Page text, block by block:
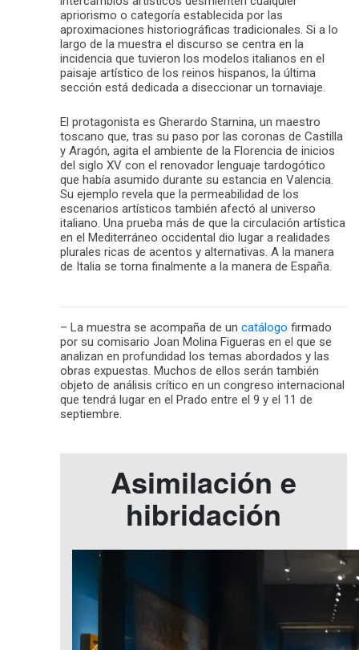
apriorismo o categoría establecida por las
aproximaciones historiográficas tradicionales. Si a lo
largo de la muestra el discurso se centra en la
incidencia que tuvieron los modelos italianos en el
paisaje artístico de los reinos hispanos, la última
sección está dedicada a diseccionar un tornaviaje.
El protagonista es Gherardo Starnina, un maestro
toscano que, tras su paso por las coronas de Castilla
y Aragón, agita el ambiente de la Florencia de inicios
del siglo XV con el renovador lenguaje tardogótico
que había asumido durante su estancia en Valencia.
Su ejemplo revela que la permeabilidad de los
escenarios artísticos también afectó al universo
italiano. Una prueba más de que la circulación artística
en el Mediterráneo occidental dio lugar a realidades
plurales ricas de acentos y alternativas. A la manera
de Italia se torna finalmente a la manera de España.
– La muestra se acompaña de un catálogo firmado
por su comisario Joan Molina Figueras en el que se
analizan en profundidad los temas abordados y las
obras expuestas. Muchos de ellos serán también
objeto de análisis crítico en un congreso internacional
que tendrá lugar en el Prado entre el 9 y el 11 de
septiembre.
Asimilación e
hibridación